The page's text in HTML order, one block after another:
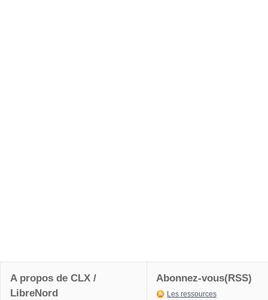
A propos de CLX /
LibreNord
Abonnez-vous(RSS)
Les ressources